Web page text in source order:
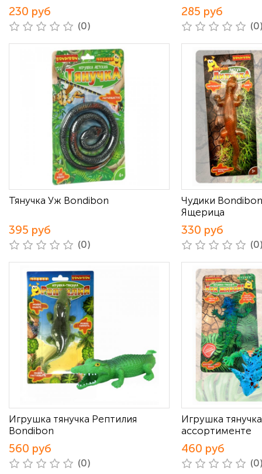
230 руб
(0)
285 руб
Тянучка Уж Bondibon
395 руб
(0)
Чудики
Ящерица
330 руб
Игрушка тянучка Рептилия
Bondibon
560 руб
(0)
Игрушка
ассортименте
460 руб